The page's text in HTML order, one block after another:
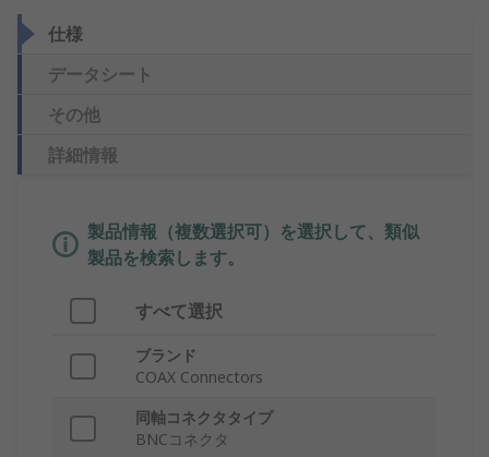
仕様
データシート
その他
詳細情報
製品情報（複数選択可）を選択して、類似
製品を検索します。
すべて選択
ブランド
COAX Connectors
同軸コネクタタイプ
BNCコネクタ